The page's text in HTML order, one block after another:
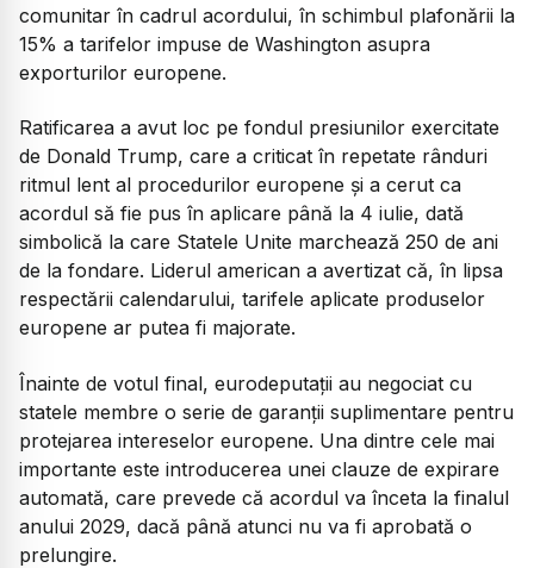
comunitar în cadrul acordului, în schimbul plafonării la
15% a tarifelor impuse de Washington asupra
exporturilor europene.
Ratificarea a avut loc pe fondul presiunilor exercitate
de Donald Trump, care a criticat în repetate rânduri
ritmul lent al procedurilor europene și a cerut ca
acordul să fie pus în aplicare până la 4 iulie, dată
simbolică la care Statele Unite marchează 250 de ani
de la fondare. Liderul american a avertizat că, în lipsa
respectării calendarului, tarifele aplicate produselor
europene ar putea fi majorate.
Înainte de votul final, eurodeputații au negociat cu
statele membre o serie de garanții suplimentare pentru
protejarea intereselor europene. Una dintre cele mai
importante este introducerea unei clauze de expirare
automată, care prevede că acordul va înceta la finalul
anului 2029, dacă până atunci nu va fi aprobată o
prelungire.